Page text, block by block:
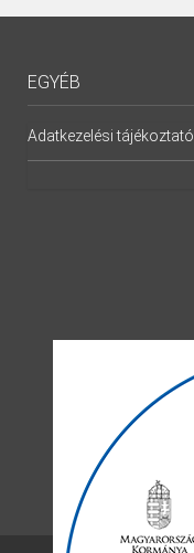
EGYÉB
Adatkezelési tájékoztató